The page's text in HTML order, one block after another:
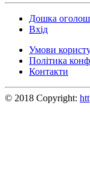
Дошка
Вхід
Умови
Політика
Контакти
© 2018 Copyright: